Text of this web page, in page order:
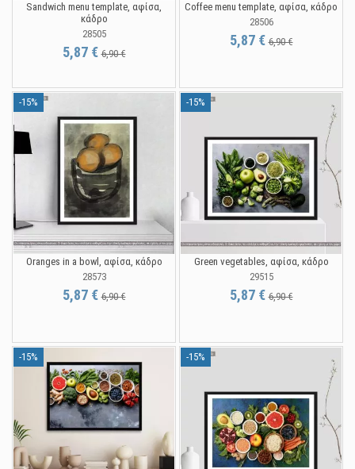
Sandwich menu template, αφίσα,
κάδρο
28505
5,87 €6,90 €
Coffee menu template, αφίσα, κάδρο
28506
5,87 €6,90 €
-15%
Oranges in a bowl, αφίσα, κάδρο
28573
5,87 €6,90 €
-15%
Green vegetables, αφίσα, κάδρο
29515
5,87 €6,90 €
-15% -15%